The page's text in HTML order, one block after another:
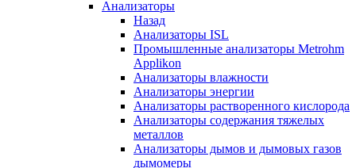
Анализаторы
Назад
Анализаторы ISL
Промышленные анализаторы Metrohm
Applikon
Анализаторы влажности
Анализаторы энергии
Анализаторы растворенного кислорода
Анализаторы содержания тяжелых
металлов
Анализаторы дымов и дымовых газов
дымомеры